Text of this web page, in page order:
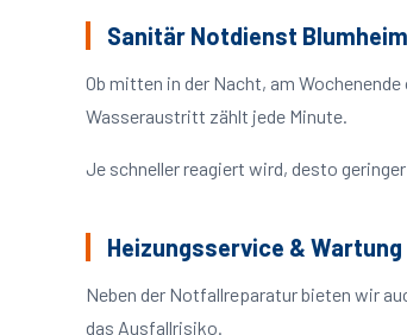
Sanitär Notdienst
Ob mitten in der Nacht, am Wochenende
Wasseraustritt zählt jede Minute.
Je schneller reagiert wird, desto
Heizungsservice &
Neben der Notfallreparatur bieten wir
das Ausfallrisiko.